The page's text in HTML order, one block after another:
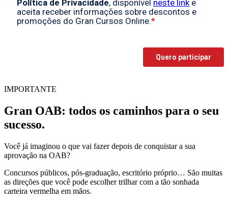
IMPORTANTE
Gran OAB: todos os caminhos para o seu
sucesso.
Você já imaginou o que vai fazer depois de conquistar a sua
aprovação na OAB?
Concursos públicos, pós-graduação, escritório próprio… São muitas
as direções que você pode escolher trilhar com a tão sonhada
carteira vermelha em mãos.